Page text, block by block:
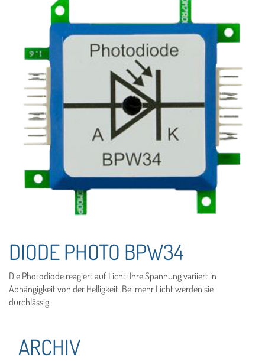
DIODE PHOTO BPW34
Die Photodiode reagiert auf Licht: Ihre Spannung variiert in
Abhängigkeit von der Helligkeit. Bei mehr Licht werden sie
durchlässig.
ARCHIV